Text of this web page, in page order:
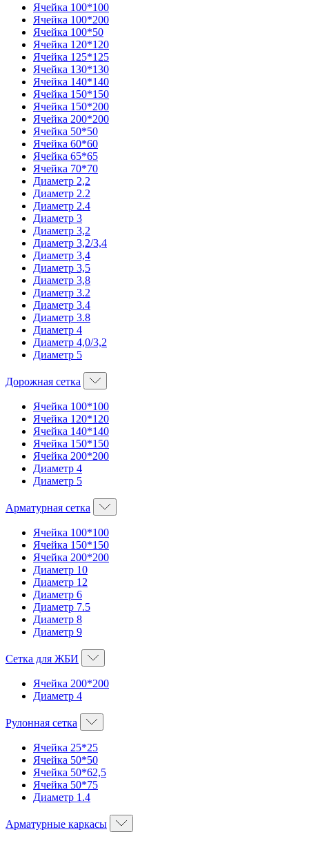
Ячейка 100*100
Ячейка 100*200
Ячейка 100*50
Ячейка 120*120
Ячейка 125*125
Ячейка 130*130
Ячейка 140*140
Ячейка 150*150
Ячейка 150*200
Ячейка 200*200
Ячейка 50*50
Ячейка 60*60
Ячейка 65*65
Ячейка 70*70
Диаметр 2,2
Диаметр 2.2
Диаметр 2.4
Диаметр 3
Диаметр 3,2
Диаметр 3,2/3,4
Диаметр 3,4
Диаметр 3,5
Диаметр 3,8
Диаметр 3.2
Диаметр 3.4
Диаметр 3.8
Диаметр 4
Диаметр 4,0/3,2
Диаметр 5
Дорожная сетка
Ячейка 100*100
Ячейка 120*120
Ячейка 140*140
Ячейка 150*150
Ячейка 200*200
Диаметр 4
Диаметр 5
Арматурная сетка
Ячейка 100*100
Ячейка 150*150
Ячейка 200*200
Диаметр 10
Диаметр 12
Диаметр 6
Диаметр 7.5
Диаметр 8
Диаметр 9
Сетка для ЖБИ
Ячейка 200*200
Диаметр 4
Рулонная сетка
Ячейка 25*25
Ячейка 50*50
Ячейка 50*62,5
Ячейка 50*75
Диаметр 1.4
Арматурные каркасы